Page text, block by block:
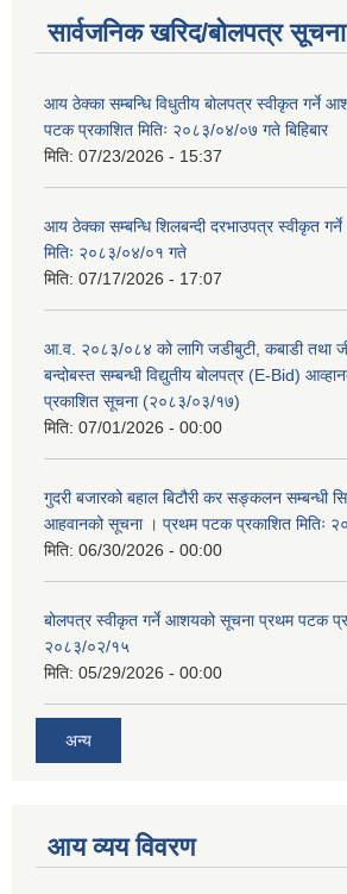
सार्वजनिक खरिद/बोलपत्र सूचना
आय ठेक्का सम्बन्धि विधुतीय बोलपत्र स्वीकृत गर्ने
पटक प्रकाशित मितिः २०८३/०४/०७ गते बिहिबार
मिति: 07/23/2026 - 15:37
आय ठेक्का सम्बन्धि शिलबन्दी दरभाउपत्र स्वीकृत
मितिः २०८३/०४/०१ गते
मिति: 07/17/2026 - 17:07
आ.व. २०८३/०८४ को लागि जडीबुटी, कबाडी तथा
बन्दोबस्त सम्बन्धी विद्युतीय बोलपत्र (E-Bid)
प्रकाशित सूचना (२०८३/०३/१७)
मिति: 07/01/2026 - 00:00
गुदरी बजारको बहाल बिटौरी कर सङ्कलन सम्बन्धी
आहवानको सूचना । प्रथम पटक प्रकाशित मितिः
मिति: 06/30/2026 - 00:00
बोलपत्र स्वीकृत गर्ने आशयको सूचना प्रथम पटक
२०८३/०२/१५
मिति: 05/29/2026 - 00:00
अन्य
आय व्यय विवरण